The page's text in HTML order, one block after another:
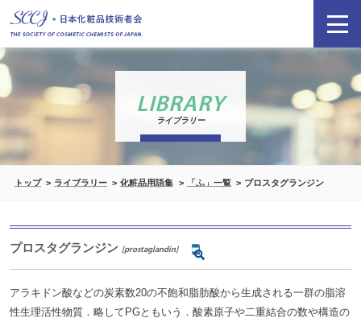
LIBRARY
ライブラリー
トップ ライブラリー 化粧品用語集 「ふ」一覧 プロスタグランジン
プロスタグランジン [prostaglandin]
アラキドン酸などの炭素数20の不飽和脂肪酸から生成される一群の脂溶
性生理活性物質．略してPGともいう．酸素原子や二重結合の数や構造の